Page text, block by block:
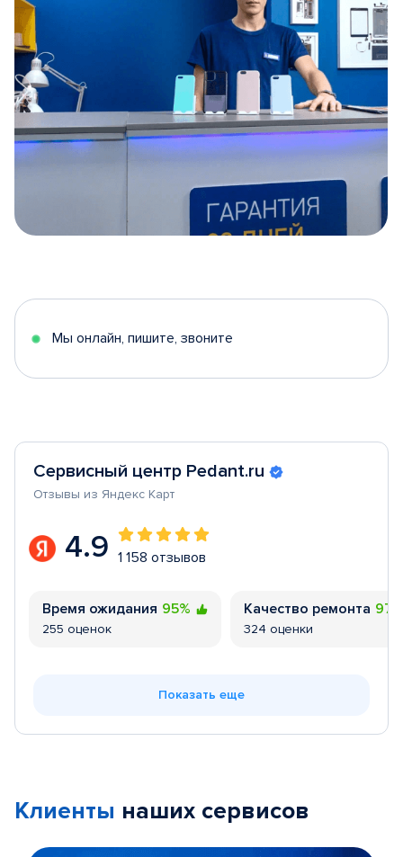
5
Мы онлайн, пишите, звоните
Сервисный центр Pedant.ru
Отзывы из Яндекс Карт
4.9 1 158 отзывов
Время ожидания 95%
255 оценок
Качество ремонта
324 оценки
Показать еще
Клиенты наших сервисов